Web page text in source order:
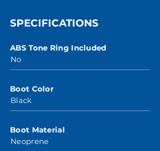
SPECIFICATIONS
ABS Tone Ring Included
No
Boot Color
Black
Boot Material
Neoprene